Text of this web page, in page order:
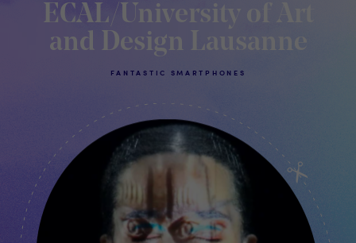
ECAL/University of Art
and Design Lausanne
FANTASTIC SMARTPHONES